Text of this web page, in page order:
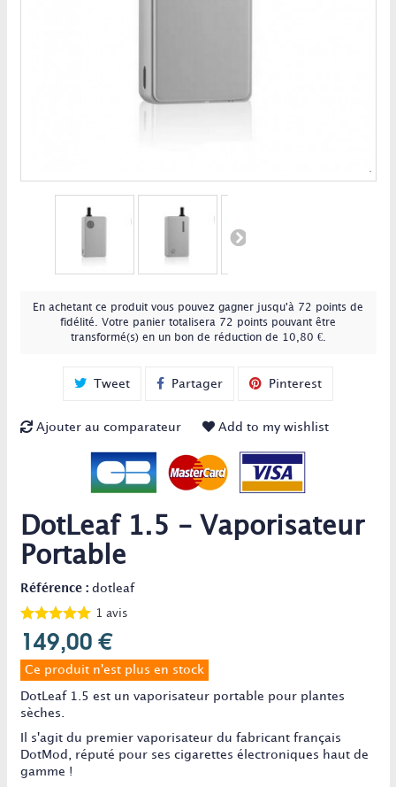
En achetant ce produit vous pouvez gagner jusqu'à 72 points de
fidélité . Votre panier totalisera 72 points pouvant être
transformé(s) en un bon de réduction de 10,80 €.
Tweet Partager Pinterest
Ajouter au comparateur Add to my wishlist
DotLeaf 1.5 - Vaporisateur
Portable
Référence : dotleaf
1 avis
149,00 €
Ce produit n'est plus en stock
DotLeaf 1.5 est un vaporisateur portable pour plantes
sèches.
Il s'agit du premier vaporisateur du fabricant français
DotMod, réputé pour ses cigarettes électroniques haut de
gamme !